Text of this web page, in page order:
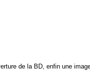
de la BD, enfin une